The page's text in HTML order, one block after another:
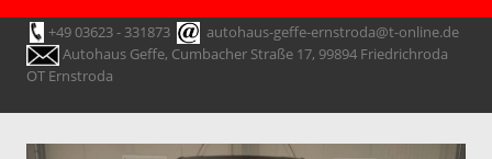
+49 03623 - 331873
autohaus-geffe-ernstroda@t-online.de
Autohaus Geffe, Cumbacher Straße 17, 99894 Friedrichroda
OT Ernstroda